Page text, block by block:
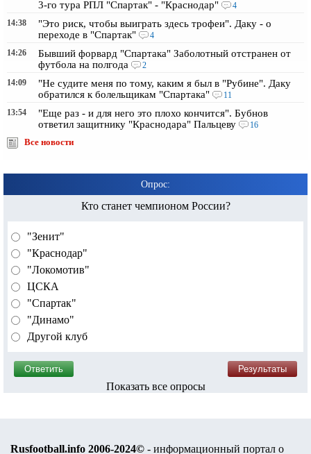
3-го тура РПЛ "Спартак" - "Краснодар"
4
14:38
"Это риск, чтобы выиграть здесь трофеи". Даку - о
переходе в "Спартак"
4
14:26
Бывший форвард "Спартака" Заболотный отстранен от
футбола на полгода
2
14:09
"Не судите меня по тому, каким я был в "Рубине". Даку
обратился к болельщикам "Спартака"
11
13:54
"Еще раз - и для него это плохо кончится". Бубнов
ответил защитнику "Краснодара" Пальцеву
16
Все новости
Опрос:
Кто станет чемпионом России?
"Зенит"
"Краснодар"
"Локомотив"
ЦСКА
"Спартак"
"Динамо"
Другой клуб
Показать все опросы
Rusfootball.info 2006-2024© - информационный портал о